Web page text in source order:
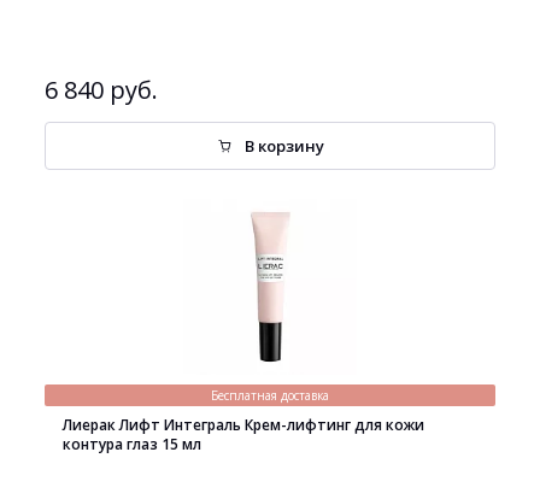
6 840 руб.
В корзину
Бесплатная доставка
Лиерак Лифт Интеграль Крем-лифтинг для кожи
контура глаз 15 мл